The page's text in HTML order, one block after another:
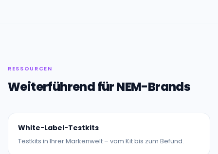
RESSOURCEN
Weiterführend für NEM-Brands
White-Label-Testkits
Testkits in Ihrer Markenwelt – vom Kit bis zum Befund.